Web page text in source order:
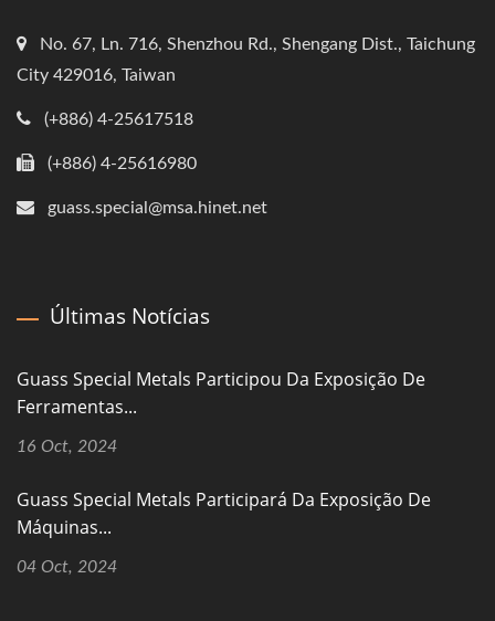
No. 67, Ln. 716, Shenzhou Rd., Shengang Dist., Taichung
City 429016, Taiwan
(+886) 4-25617518
(+886) 4-25616980
guass.special@msa.hinet.net
Últimas Notícias
Guass Special Metals Participou Da Exposição De
Ferramentas...
16 Oct, 2024
Guass Special Metals Participará Da Exposição De
Máquinas...
04 Oct, 2024